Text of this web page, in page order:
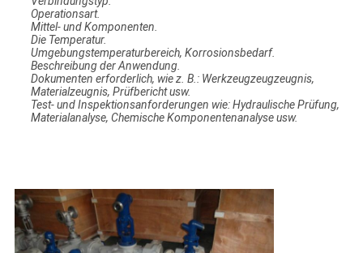
Operationsart.
Mittel- und Komponenten.
Die Temperatur.
Umgebungstemperaturbereich, Korrosionsbedarf.
Beschreibung der Anwendung.
Dokumenten erforderlich, wie z. B.: Werkzeugzeugzeugnis,
Materialzeugnis, Prüfbericht usw.
Test- und Inspektionsanforderungen wie: Hydraulische Prüfung,
Materialanalyse, Chemische Komponentenanalyse usw.